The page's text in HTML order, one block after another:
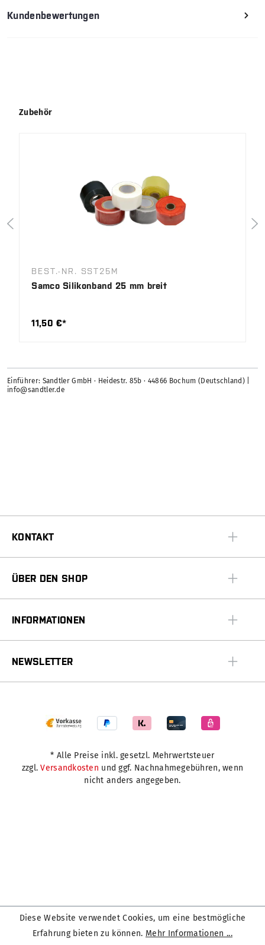
Kundenbewertungen
Produktgalerie überspringen
Zubehör
BEST.-NR. SST25M
Samco Silikonband 25 mm breit
11,50 €*
Einführer: Sandtler GmbH · Heidestr. 85b · 44866 Bochum (Deutschland) |
info@sandtler.de
KONTAKT
ÜBER DEN SHOP
INFORMATIONEN
NEWSLETTER
* Alle Preise inkl. gesetzl. Mehrwertsteuer
zzgl.Versandkosten und ggf. Nachnahmegebühren, wenn
nicht anders angegeben.
Diese Website verwendet Cookies, um eine bestmögliche
Erfahrung bieten zu können. Mehr Informationen ...